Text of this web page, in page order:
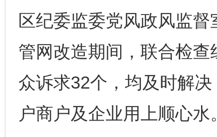
区纪委监委党风政风监
管网改造期间，联合检
众诉求32个，均及时解
户商户及企业用上顺心水